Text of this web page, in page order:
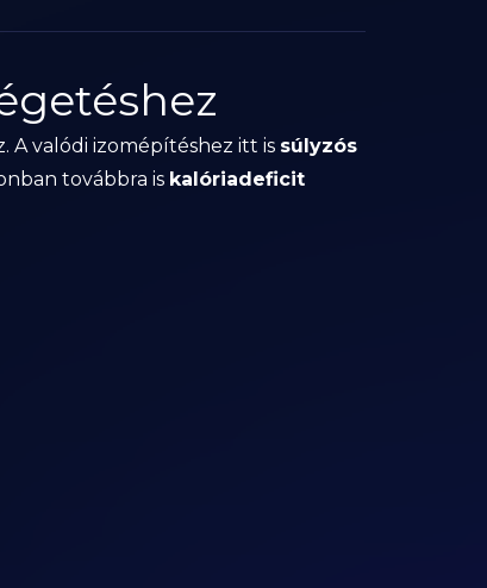
A valódi izomépítéshez itt is súlyzós
továbbra is kalóriadeficit